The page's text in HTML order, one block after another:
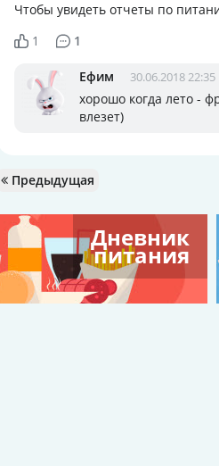
Чтобы увидеть отчеты по
1
1
Ефим 30.06.2018 22:35
хорошо когда лето -
влезет)
Предыдущая
Дневник
питания